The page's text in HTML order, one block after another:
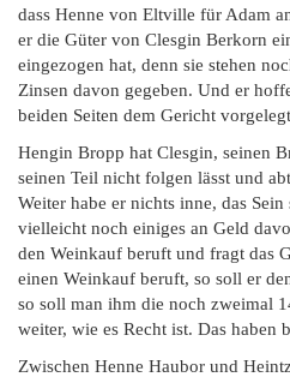
dass Henne von Eltville für Adam
er die Güter von Clesgin Berkorn
eingezogen hat, denn sie stehen
Zinsen davon gegeben. Und er
beiden Seiten dem Gericht
Hengin Bropp hat Clesgin, seinen
seinen Teil nicht folgen lässt und
Weiter habe er nichts inne, das
vielleicht noch einiges an Geld
den Weinkauf beruft und fragt das
einen Weinkauf beruft, so soll er
so soll man ihm die noch zweimal
weiter, wie es Recht ist. Das haben
Zwischen Henne Haubor und